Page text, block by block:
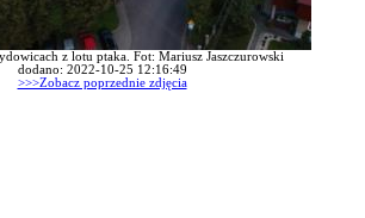
z lotu ptaka. Fot: Mariusz Jaszczurowski
dodano: 2022-10-25 12:16:49
>>>Zobacz poprzednie zdjęcia